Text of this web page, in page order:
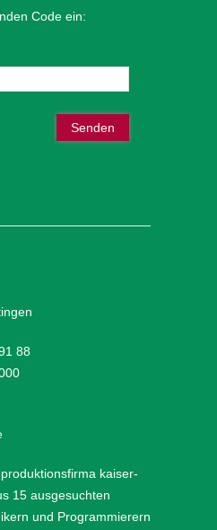
Code ein:
88
kaiser-
15 ausgesuchten
und Programmierern